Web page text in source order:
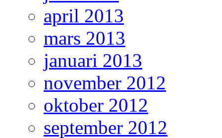
april 2013
mars 2013
januari 2013
november 2012
oktober 2012
september 2012